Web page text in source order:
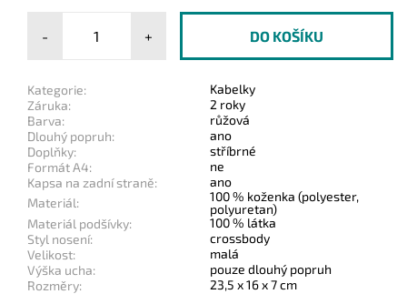
- +
Kategorie:
Kabelky
Záruka:
2 roky
Barva:
růžová
Dlouhý popruh:
ano
Doplňky:
stříbrné
Formát A4:
ne
Kapsa na zadní straně:
ano
Materiál:
100 % koženka (polyester,
polyuretan)
Materiál podšívky:
100 % látka
Styl nosení:
crossbody
Velikost:
malá
Výška ucha:
pouze dlouhý popruh
Rozměry:
23,5 x 16 x 7 cm